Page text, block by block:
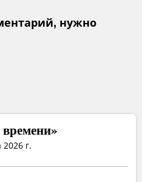
нужно
времени»
2026 г.